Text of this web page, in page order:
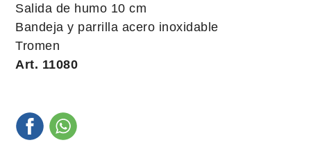
Salida de humo 10 cm
Bandeja y parrilla acero inoxidable
Tromen
Art. 11080